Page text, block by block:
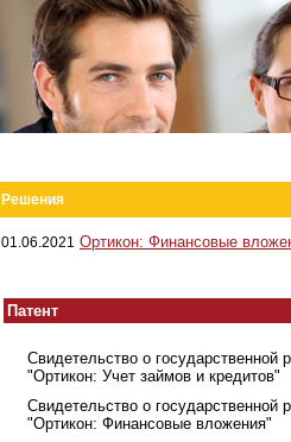
Решения
01.06.2021 Ортикон: Финансовые
Патент
Свидетельство о
"Ортикон: Учет займов и кредитов"
Свидетельство о
"Ортикон: Финансовые вложения"